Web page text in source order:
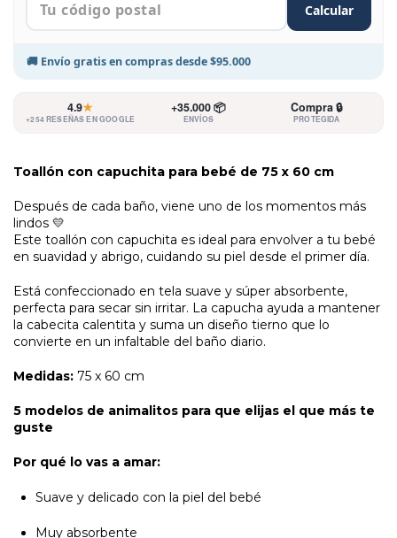
Calcular
🚚 Envío gratisen compras desde$95.000
4.9★
+254 RESEÑAS EN GOOGLE
+35.000 📦
ENVÍOS
Compra 🔒
PROTEGIDA
Toallón con capuchita para bebé de 75 x 60 cm
Después de cada baño, viene uno de los momentos más
lindos 💛
Este toallón con capuchita es ideal para envolver a tu bebé
en suavidad y abrigo, cuidando su piel desde el primer día.
Está confeccionado en tela suave y súper absorbente,
perfecta para secar sin irritar. La capucha ayuda a mantener
la cabecita calentita y suma un diseño tierno que lo
convierte en un infaltable del baño diario.
Medidas: 75 x 60 cm
5 modelos de animalitos para que elijas el que más te
guste
Por qué lo vas a amar:
Suave y delicado con la piel del bebé
Muy absorbente